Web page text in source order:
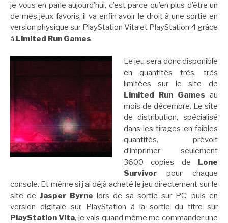
je vous en parle aujourd’hui, c’est parce qu’en plus d’être un
de mes jeux favoris, il va enfin avoir le droit à une sortie en
version physique sur PlayStation Vita et PlayStation 4 grâce
à Limited Run Games.
Le jeu sera donc disponible
en quantités très, très
limitées sur le site de
Limited Run Games au
mois de décembre. Le site
de distribution, spécialisé
dans les tirages en faibles
quantités, prévoit
d’imprimer seulement
3600 copies de Lone
Survivorpour chaque
console. Et même si j’ai déjà acheté le jeu directement sur le
site de Jasper Byrne lors de sa sortie sur PC, puis en
version digitale sur PlayStation à la sortie du titre sur
PlayStation Vita, je vais quand même me commander une